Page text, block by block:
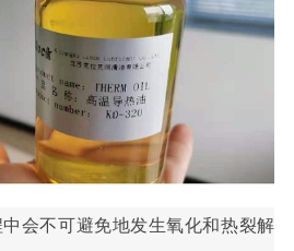
会不可避免地发生氧化和热裂解